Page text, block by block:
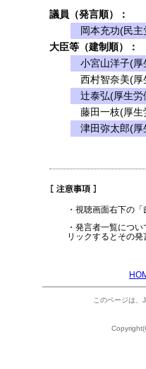
議員（発言順）：
岡本充功(民主
大臣等（建制順）：
小宮山洋子(厚
西村智奈美(厚
辻泰弘(厚生労
藤田一枝(厚生
津田弥太郎(厚
・視聴画面右下の
・発言者一覧につ
リックするとその発
このページは